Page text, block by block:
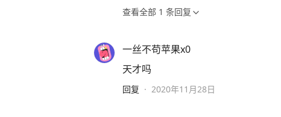
查看全部 1 条回复
一丝不苟苹果x0
天才吗
回复 · 2020年11月28日